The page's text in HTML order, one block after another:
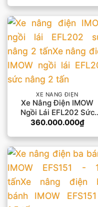
XE NÂNG ĐIỆN
Xe Nâng Điện IMOW
Ngồi Lái EFL202 Sức
Nâng 2 Tấn
360.000.000₫